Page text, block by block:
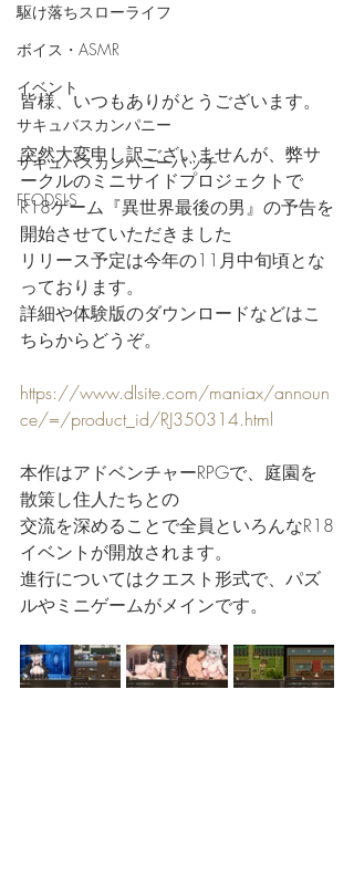
駆け落ちスローライフ
ボイス・ASMR
イベント
サキュバスカンパニー
サキュバスカンパニーパッチ
FEODSLS
皆様、いつもありがとうございます。
突然大変申し訳ございませんが、弊サ
ークルのミニサイドプロジェクトで
R18ゲーム『異世界最後の男』の予告を
開始させていただきました
リリース予定は今年の11月中旬頃とな
っております。
詳細や体験版のダウンロードなどはこ
ちらからどうぞ。
https://www.dlsite.com/maniax/announ
ce/=/product_id/RJ350314.html
本作はアドベンチャーRPGで、庭園を
散策し住人たちとの
交流を深めることで全員といろんなR18
イベントが開放されます。
進行についてはクエスト形式で、パズ
ルやミニゲームがメインです。